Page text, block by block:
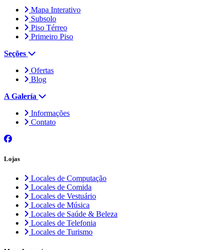
Mapa Interativo
Subsolo
Piso Térreo
Primeiro Piso
Seções
Ofertas
Blog
A Galería
Informações
Contato
Lojas
Locales de Computação
Locales de Comida
Locales de Vestuário
Locales de Música
Locales de Saúde & Beleza
Locales de Telefonia
Locales de Turismo